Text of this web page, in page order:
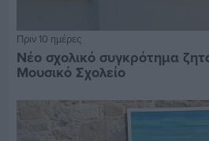
Πριν 10 ημέρες
Νέο σχολικό συγκρότημα
Μουσικό Σχολείο